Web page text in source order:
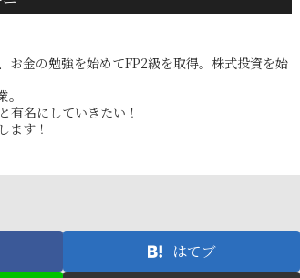
お金の勉強を始めてFP2級を取得。株式投資を始
有名にしていきたい！
ます！
はてブ